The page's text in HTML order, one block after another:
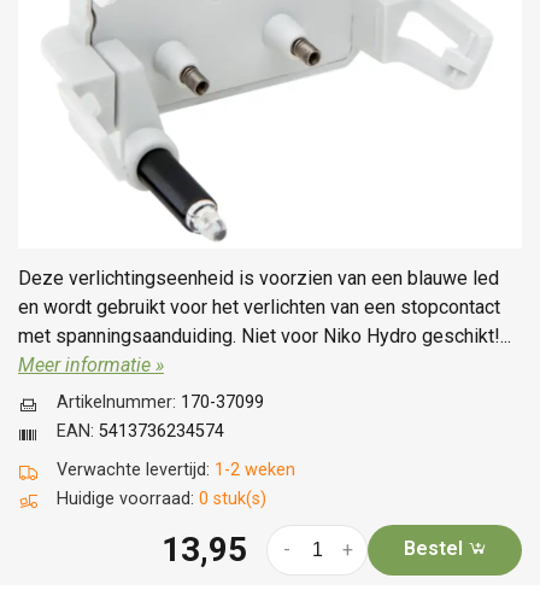
Deze verlichtingseenheid is voorzien van een blauwe led
en wordt gebruikt voor het verlichten van een stopcontact
met spanningsaanduiding. Niet voor Niko Hydro geschikt!...
Meer informatie »
Verwachte levertijd: 1-2 weken
Huidige voorraad: 0 stuk(s)
Artikelnummer: 170-37099
EAN: 5413736234574
13,95 +
- Bestel